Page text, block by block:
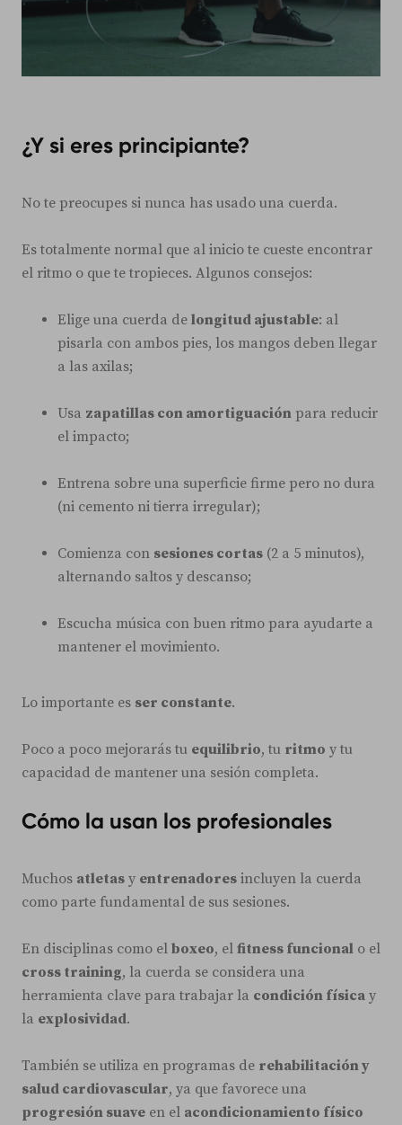
¿Y si eres principiante?
No te preocupes si nunca has usado una cuerda.
Es totalmente normal que al inicio te cueste encontrar
el ritmo o que te tropieces. Algunos consejos:
Elige una cuerda de longitud ajustable: al
pisarla con ambos pies, los mangos deben llegar
a las axilas;
Usa zapatillas con amortiguación para reducir
el impacto;
Entrena sobre una superficie firme pero no dura
(ni cemento ni tierra irregular);
Comienza con sesiones cortas (2 a 5 minutos),
alternando saltos y descanso;
Escucha música con buen ritmo para ayudarte a
mantener el movimiento.
Lo importante es ser constante.
Poco a poco mejorarás tu equilibrio, tu ritmo y tu
capacidad de mantener una sesión completa.
Cómo la usan los profesionales
Muchos atletas y entrenadores incluyen la cuerda
como parte fundamental de sus sesiones.
En disciplinas como el boxeo, el fitness funcional o el
cross training, la cuerda se considera una
herramienta clave para trabajar la condición física y
la explosividad.
También se utiliza en programas de rehabilitación y
salud cardiovascular, ya que favorece una
progresión suave en el acondicionamiento físico